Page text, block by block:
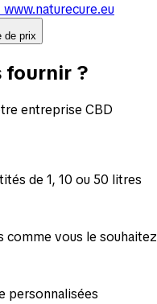
de prix
fournir ?
entreprise CBD
de 1, 10 ou 50 litres
vous le souhaitez
personnalisées